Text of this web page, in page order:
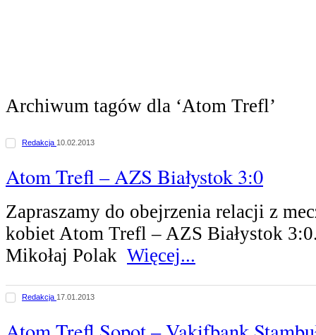
Archiwum tagów dla ‘Atom Trefl’
Redakcja 10.02.2013
Atom Trefl – AZS Białystok 3:0
Zapraszamy do obejrzenia relacji z
kobiet Atom Trefl – AZS Białystok
Mikołaj Polak Więcej...
Redakcja 17.01.2013